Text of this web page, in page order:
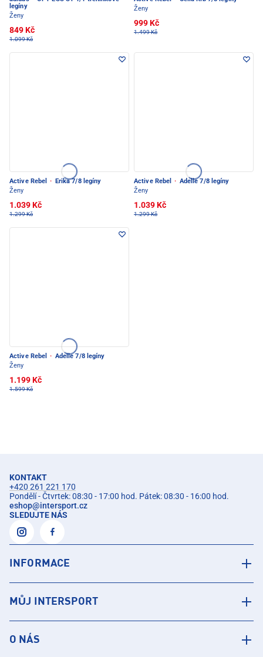
legíny
Ženy
849 Kč
1.099 Kč
Ženy
999 Kč
1.499 Kč
Active Rebel ·
Erika 7/8 legíny
Ženy
1.039 Kč
1.299 Kč
Active Rebel · Adelle 7/8 legíny
Ženy
1.039 Kč
1.299 Kč
Active Rebel · Adelle 7/8 legíny
Ženy
1.199 Kč
1.599 Kč
KONTAKT
+420 261 221 170
Pondělí - Čtvrtek: 08:30 - 17:00 hod. Pátek: 08:30 - 16:00 hod.
eshop@intersport.cz
SLEDUJTE NÁS
INFORMACE
MŮJ INTERSPORT
O NÁS